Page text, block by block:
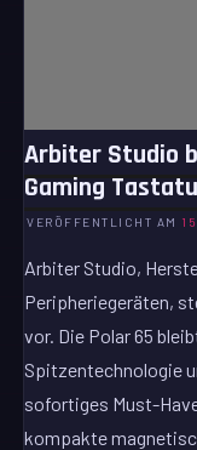
Arbiter Studio
Gaming
VERÖFFENTLICHT AM
Arbiter Studio,
Peripheriegeräten,
vor. Die Polar 65
Spitzentechnologie
sofortiges Must-
kompakte